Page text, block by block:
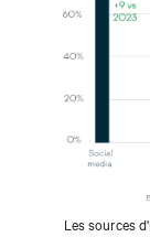
Les sources